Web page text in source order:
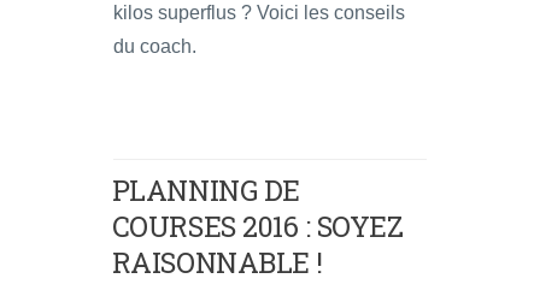
kilos superflus ? Voici les conseils
du coach.
PLANNING DE
COURSES 2016 : SOYEZ
RAISONNABLE !